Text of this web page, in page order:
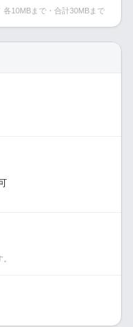
各10MBまで・合計30MBまで